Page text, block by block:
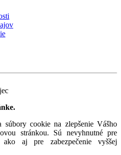
súbory cookie na zlepšenie Vášho
stránkou. Sú nevyhnutné pre
aj pre zabezpečenie vyššej